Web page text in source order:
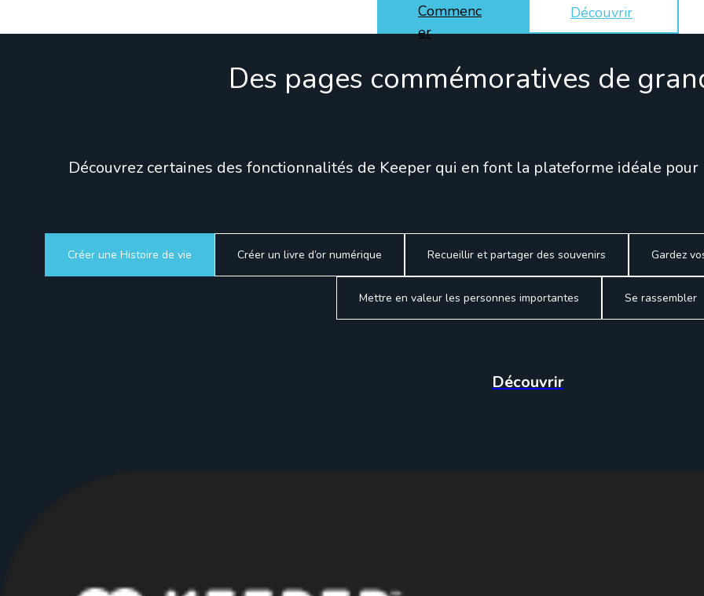
Commenc
er
Découvrir
Des pages commémoratives de
Découvrez certaines des fonctionnalités de Keeper qui en font la plateforme idéale
Créer une Histoire de vie Créer un livre d’or numérique Recueillir et partager des souvenirs Gardez
Mettre en valeur les personnes importantes Se rassembler
Découvrir